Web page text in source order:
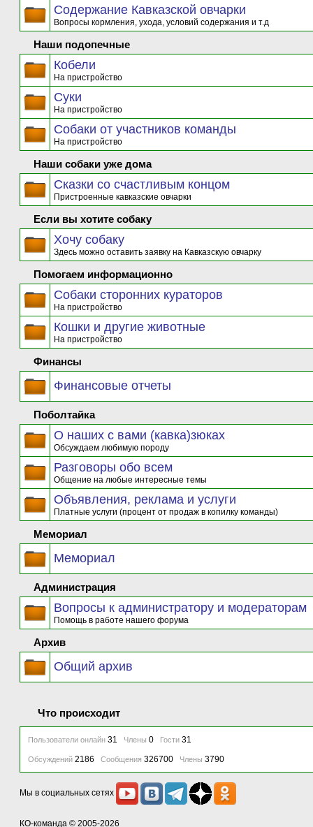
Содержание Кавказской овчарки
Вопросы кормления, ухода, условий содержания и т.д
Наши подопечные
Кобели
На пристройство
Суки
На пристройство
Собаки от участников команды
На пристройство
Наши собаки уже дома
Сказки со счастливым концом
Пристроенные кавказские овчарки
Если вы хотите собаку
Хочу собаку
Здесь можно оставить заявку на Кавказскую овчарку
Помогаем информационно
Собаки сторонних кураторов
На пристройство
Кошки и другие животные
На пристройство
Финансы
Финансовые отчеты
Поболтайка
О наших с вами (кавка)зюках
Обсуждаем любимую породу
Разговоры обо всем
Общение на любые интересные темы
Объявления, реклама и услуги
Платные услуги (процент от продаж в копилку команды)
Мемориал
Мемориал
Администрация
Вопросы к администратору и модераторам
Помощь в работе нашего форума
Архив
Общий архив
Что происходит
Пользователи онлайн 31 Члены 0 Гости 31
Обсуждений 2186 Сообщения 326700 Члены 3790
Мы в социальных сетях
КО-команда © 2005-2026